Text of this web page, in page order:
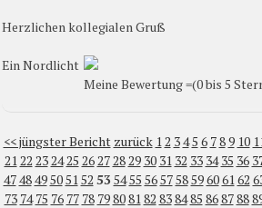
Herzlichen kollegialen Gruß
Ein Nordlicht
Meine Bewertung =(0 bis 5
<< jüngster Bericht zurück 12 345 6 789 10
2122 232425 26272829 30 31 32 33 34 35 36
474849505152 53 5455 56575859606162
73 74 75 76 77 78 79808182 838485 868788